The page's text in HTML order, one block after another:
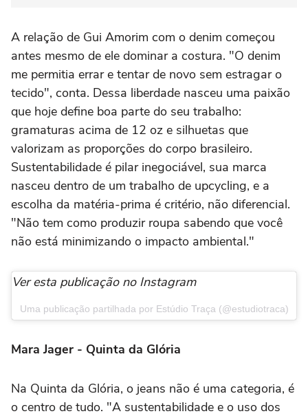
A relação de Gui Amorim com o denim começou
antes mesmo de ele dominar a costura. "O denim
me permitia errar e tentar de novo sem estragar o
tecido", conta. Dessa liberdade nasceu uma paixão
que hoje define boa parte do seu trabalho:
gramaturas acima de 12 oz e silhuetas que
valorizam as proporções do corpo brasileiro.
Sustentabilidade é pilar inegociável, sua marca
nasceu dentro de um trabalho de upcycling, e a
escolha da matéria-prima é critério, não diferencial.
"Não tem como produzir roupa sabendo que você
não está minimizando o impacto ambiental."
Ver esta publicação no Instagram
Uma publicação partilhada por Estúdio Traça (@estudiotraca)
Mara Jager - Quinta da Glória
Na Quinta da Glória, o jeans não é uma categoria, é
o centro de tudo. "A sustentabilidade e o uso dos